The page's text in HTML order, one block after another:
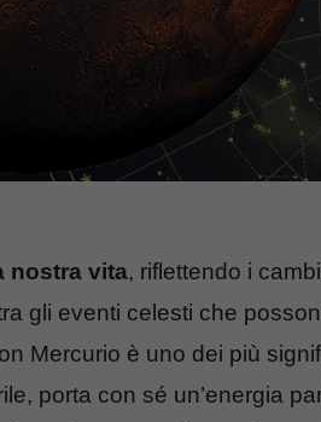
nostra vita, riflettendo i
gli eventi celesti che
Mercurio è uno dei più
porta con sé un’energia